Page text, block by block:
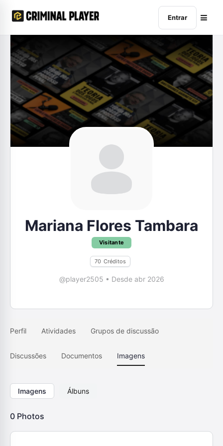
Entrar
Mariana Flores Tambara
Visitante
70 Créditos
@player2505 • Desde abr 2026
Perfil Atividades Grupos de discussão
Discussões Documentos Imagens
Imagens Álbuns
0 Photos